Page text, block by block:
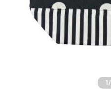
1